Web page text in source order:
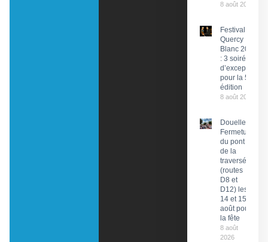
8 août 2026
Festival du
Quercy
Blanc 2026
: 3 soirées
d’exception
pour la 58e
édition
8 août 2026
Douelle :
Fermeture
du pont et
de la
traversée
(routes
D8 et
D12) les
14 et 15
août pour
la fête
8 août
2026